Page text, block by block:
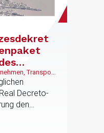
Transport,
Decreto-
den